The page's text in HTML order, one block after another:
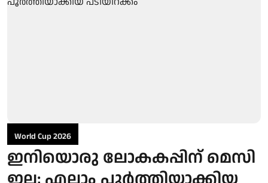
World Cup 2026
ഇനിയൊരു ലോകകപ്പിന് മെസി